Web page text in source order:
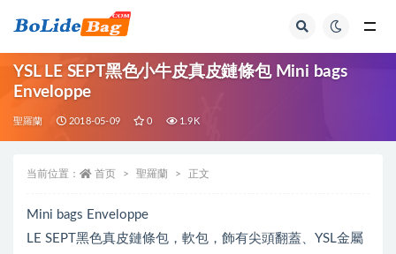
YSL LE SEPT黑色小牛皮真皮鏈條包 Mini bags
Enveloppe
聖羅蘭 2018-05-09 0 1.9K
当前位置： 首页 聖羅蘭 正文
Mini bags Enveloppe
LE SEPT黑色真皮鏈條包，軟包，飾有尖頭翻蓋、YSL金屬